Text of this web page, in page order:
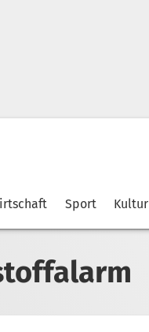
Sport Kultur